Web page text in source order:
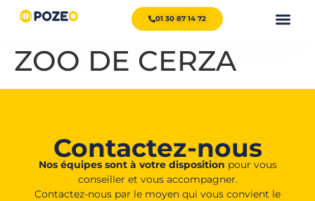
01 30 87 14 72
ZOO DE CERZA
Contactez-nous
Nos équipes sont à votre disposition pour vous
conseiller et vous accompagner.
Contactez-nous par le moyen qui vous convient le